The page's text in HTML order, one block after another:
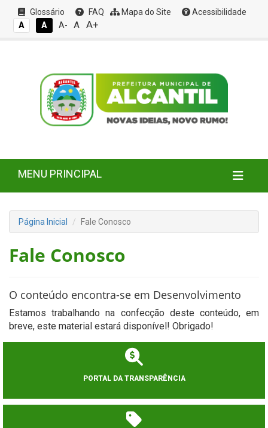
Glossário FAQ Mapa do Site
Acessibilidade
A
A A- A A+
MENU PRINCIPAL
Página Inicial Fale Conosco
Fale Conosco
O conteúdo encontra-se em Desenvolvimento
Estamos trabalhando na confecção deste conteúdo, em
breve, este material estará disponível! Obrigado!
PORTAL DA TRANSPARÊNCIA